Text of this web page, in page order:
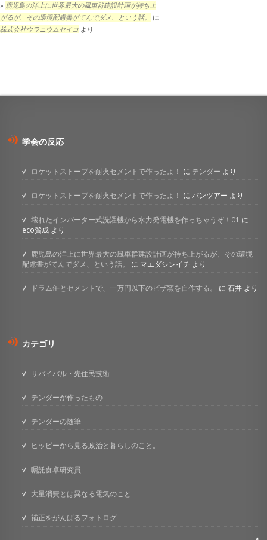
鹿児島の洋上に世界最大の風車群建設計画が持ち上
がるが、その環境配慮書がてんでダメ、という話。
に
株式会社ウラニウムセイコ より
学会の反応
ロケットストーブを耐火セメントで作ったよ！ に テンダー より
ロケットストーブを耐火セメントで作ったよ！ に パンツアー より
壊れたインバーター式洗濯機から水力発電機を作っちゃうぞ！01 に
eco賛成 より
鹿児島の洋上に世界最大の風車群建設計画が持ち上がるが、その環境
配慮書がてんでダメ、という話。
に マエダシンイチ より
ドラム缶とセメントで、一万円以下のピザ窯を自作する。 に石井 より
カテゴリ
サバイバル・先住民技術
テンダーが作ったもの
テンダーの随筆
ヒッピーから見る政治と暮らしのこと。
嘱託食卓研究員
大量消費とは異なる電気のこと
補正をがんばるフォトログ